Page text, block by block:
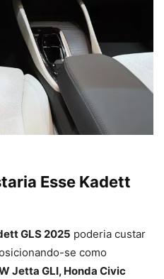
Esse Kadett
GLS 2025 poderia custar
se como
Jetta GLI, Honda Civic